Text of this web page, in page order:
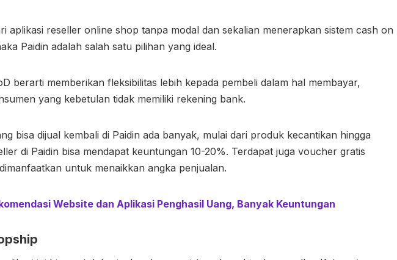
aplikasi reseller online shop tanpa modal dan sekalian menerapkan sistem cash on
Paidin adalah salah satu pilihan yang ideal.
berarti memberikan fleksibilitas lebih kepada pembeli dalam hal membayar,
yang kebetulan tidak memiliki rekening bank.
bisa dijual kembali di Paidin ada banyak, mulai dari produk kecantikan hingga
di Paidin bisa mendapat keuntungan 10-20%. Terdapat juga voucher gratis
untuk menaikkan angka penjualan.
Website dan Aplikasi Penghasil Uang, Banyak Keuntungan